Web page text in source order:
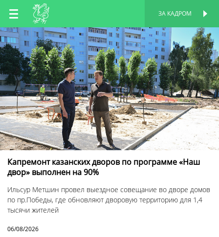
RU
EN
TT
ЗА КАДРОМ
Капремонт казанских дворов по программе «Наш
двор» выполнен на 90%
Ильсур Метшин провел выездное совещание во дворе домов
по пр.Победы, где обновляют дворовую территорию для 1,4
тысячи жителей
06/08/2026
ПЕРСОНАЛЬНАЯ
СТРАНИЦА